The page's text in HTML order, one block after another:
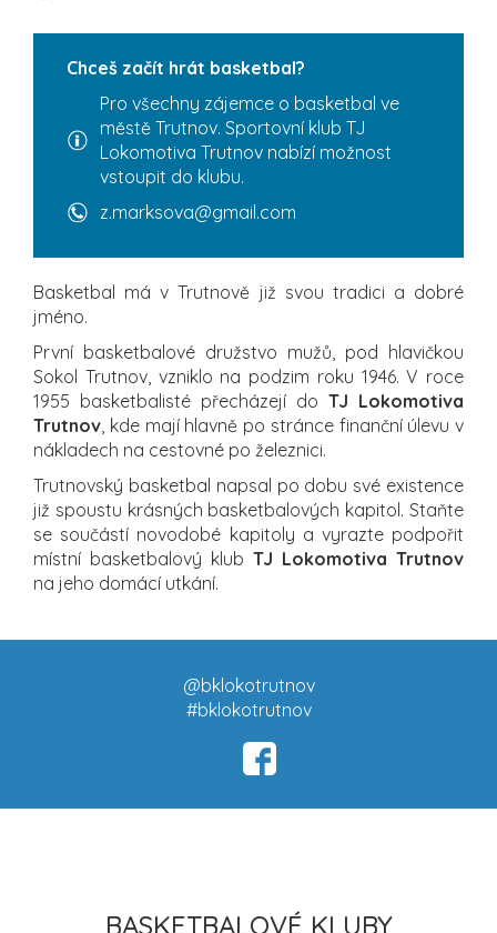
Chceš začít hrát basketbal?
Pro všechny zájemce o basketbal ve
městě Trutnov. Sportovní klub TJ
Lokomotiva Trutnov nabízí možnost
vstoupit do klubu.
z.marksova@gmail.com
Basketbal má v Trutnově již svou tradici a dobré
jméno.
První basketbalové družstvo mužů, pod hlavičkou
Sokol Trutnov, vzniklo na podzim roku 1946. V roce
1955 basketbalisté přecházejí do TJ Lokomotiva
Trutnov , kde mají hlavně po stránce finanční úlevu v
nákladech na cestovné po železnici.
Trutnovský basketbal napsal po dobu své existence
již spoustu krásných basketbalových kapitol. Staňte
se součástí novodobé kapitoly a vyrazte podpořit
místní basketbalový klub TJ Lokomotiva Trutnov
na jeho domácí utkání.
@bklokotrutnov
#bklokotrutnov
BASKETBALOVÉ KLUBY